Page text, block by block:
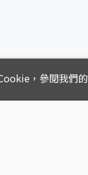
，參閱我們的